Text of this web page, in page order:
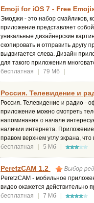
Emoji for iOS 7 - Free
Эмоджи - это набор смайликов,
приложение представляет
уникальные дизайнерские
скопировать и отправить другу
выдвигается слева. Дизайн
для такого приложения
бесплатная
| 79 Мб |
Россия. Телевидение и
Россия. Телевидение и радио -
приложение можно смотреть
напоминания о начале
наличии интернета.
правом верхнем углу экрана,
бесплатная
| 5 Мб |
PeretzCAM 1.2
Выбор
PeretzCAM - мобильное
видео окажется действительно
бесплатная
| 7 Мб |